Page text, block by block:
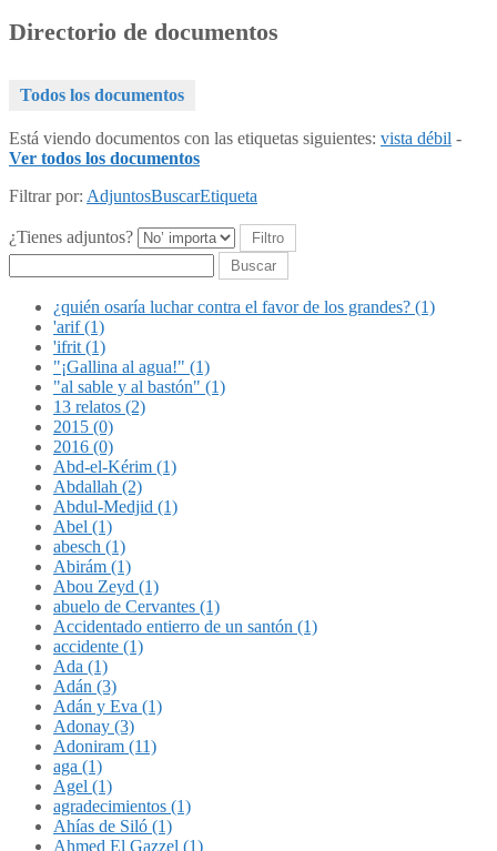
Directorio de documentos
Todos los documentos
Está viendo documentos con las etiquetas siguientes: vista débil -
Ver todos los documentos
Filtrar por: AdjuntosBuscarEtiqueta
¿Tienes adjuntos?
Buscar
¿quién osaría luchar contra el favor de los grandes? (1)
'arif (1)
'ifrit (1)
"¡Gallina al agua!" (1)
"al sable y al bastón" (1)
13 relatos (2)
2015 (0)
2016 (0)
Abd-el-Kérim (1)
Abdallah (2)
Abdul-Medjid (1)
Abel (1)
abesch (1)
Abirám (1)
Abou Zeyd (1)
abuelo de Cervantes (1)
Accidentado entierro de un santón (1)
accidente (1)
Ada (1)
Adán (3)
Adán y Eva (1)
Adonay (3)
Adoniram (11)
aga (1)
Agel (1)
agradecimientos (1)
Ahías de Siló (1)
Ahmed El Gazzel (1)